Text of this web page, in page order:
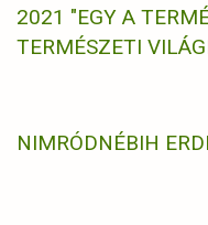
2021 "EGY A
TERMÉSZETI
NIMRÓDNÉBIH